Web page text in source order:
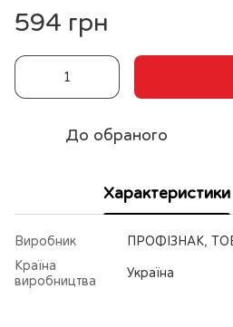
594 грн
До обраного
Характеристики
Виробник
ПРОФІЗНАК,
Країна
виробництва
Україна